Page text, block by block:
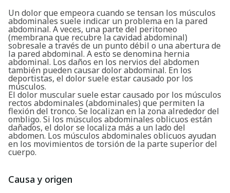
Un dolor que empeora cuando se tensan los músculos
abdominales suele indicar un problema en la pared
abdominal. A veces, una parte del peritoneo
(membrana que recubre la cavidad abdominal)
sobresale a través de un punto débil o una abertura de
la pared abdominal. A esto se denomina hernia
abdominal. Los daños en los nervios del abdomen
también pueden causar dolor abdominal. En los
deportistas, el dolor suele estar causado por los
músculos.
El dolor muscular suele estar causado por los músculos
rectos abdominales (abdominales) que permiten la
flexión del tronco. Se localizan en la zona alrededor del
ombligo. Si los músculos abdominales oblicuos están
dañados, el dolor se localiza más a un lado del
abdomen. Los músculos abdominales oblicuos ayudan
en los movimientos de torsión de la parte superior del
cuerpo.
Causa y origen